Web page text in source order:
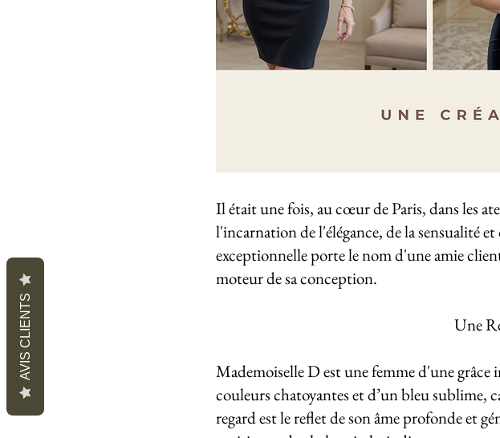
Il était une fois, au cœur de Paris, dans les
l'incarnation de l'élégance, de la sensualité
exceptionnelle porte le nom d'une amie
moteur de sa conception.
Une
Mademoiselle D est une femme d'une
couleurs chatoyantes et d’un bleu
regard est le reflet de son âme profonde et
AVIS CLIENTS